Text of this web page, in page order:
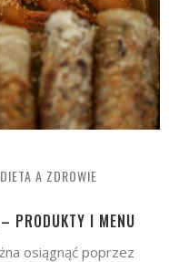
DIETA A ZDROWIE
PRODUKTY I MENU
osiągnąć poprzez